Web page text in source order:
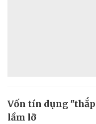
Vốn tín dụng
lầm lỡ